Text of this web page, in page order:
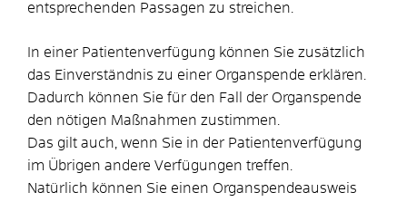
entsprechenden Passagen zu streichen.
In einer Patientenverfügung können Sie zusätzlich
das Einverständnis zu einer Organspende erklären.
Dadurch können Sie für den Fall der Organspende
den nötigen Maßnahmen zustimmen.
Das gilt auch, wenn Sie in der Patientenverfügung
im Übrigen andere Verfügungen treffen.
Natürlich können Sie einen Organspendeausweis